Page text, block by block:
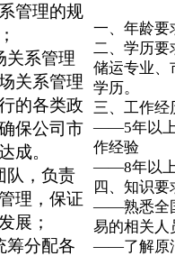
管理的规
关系管理
关系管理
的各类政
保公司市
成。
队，负责
理，保证
展；
筹分配各
一、年龄要
二、学历要
储运专业、
学历。
三、工作经
——5年以上
作经验
——8年以上
四、知识要
——熟悉全
易的相关人
——了解原